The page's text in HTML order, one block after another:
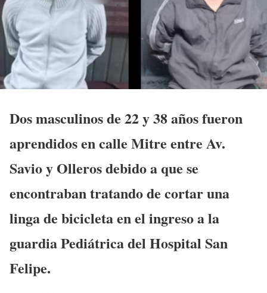
Dos masculinos de 22 y 38 años fueron
aprendidos en calle Mitre entre Av.
Savio y Olleros debido a que se
encontraban tratando de cortar una
linga de bicicleta en el ingreso a la
guardia Pediátrica del Hospital San
Felipe.